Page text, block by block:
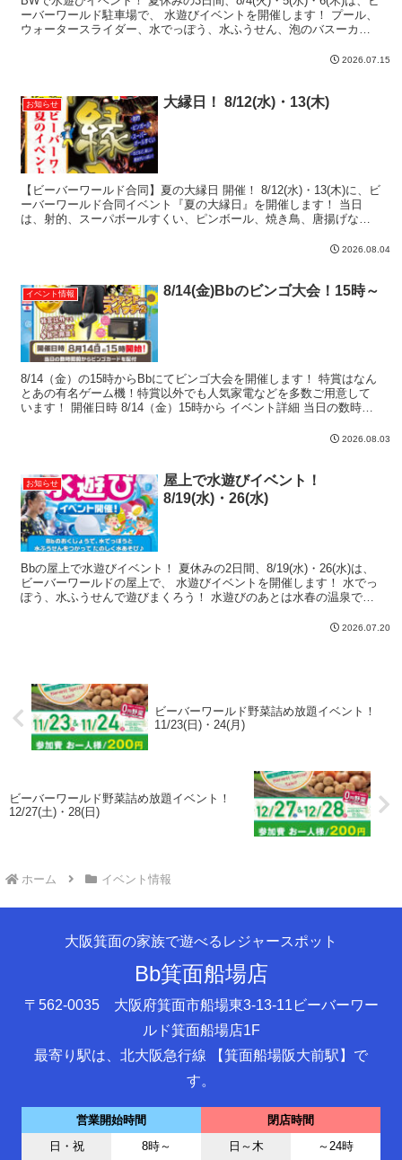
ーバーワールド駐車場で、 水遊びイベントを開催します！ プール、
ウォータースライダー、水でっぽう、水ふうせん、泡のバスーカ
2026.07.15
お知らせ 大縁日！ 8/12(水)・13(木)
【ビーバーワールド合同】夏の大縁日 開催！ 8/12(水)・13(木)に、ビ
ーバーワールド合同イベント『夏の大縁日』を開催します！ 当日
は、射的、スーパボールすくい、ピンボール、焼き鳥、唐揚げなど
2026.08.04
イベント情報 8/14(金)Bbのビンゴ大会！15時～
8/14（金）の15時からBbにてビンゴ大会を開催します！ 特賞はなん
とあの有名ゲーム機！特賞以外でも人気家電などを多数ご用意して
います！ 開催日時 8/14（金）15時から イベント詳細 当日の数時間
2026.08.03
お知らせ
屋上で水遊びイベント！
8/19(水)・26(水)
Bbの屋上で水遊びイベント！ 夏休みの2日間、8/19(水)・26(水)は、
ビーバーワールドの屋上で、 水遊びイベントを開催します！ 水でっ
ぽう、水ふうせんで遊びまくろう！ 水遊びのあとは水春の温泉でゆ
2026.07.20
ビーバーワールド野菜詰め放題イベント！
11/23(日)・24(月)
ビーバーワールド野菜詰め放題イベント！
12/27(土)・28(日)
ホーム イベント情報
大阪箕面の家族で遊べるレジャースポット
Bb箕面船場店
〒562-0035 大阪府箕面市船場東3-13-11ビーバーワー
ルド箕面船場店1F
最寄り駅は、北大阪急行線 【箕面船場阪大前駅】で
す。
営業開始時間
閉店時間
日・祝
8時～ 日～木 ～24時